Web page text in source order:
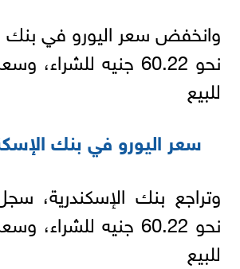
وانخفض سعر اليورو في
للبيع
سعر اليورو في بنك
وتراجع بنك الإسكندرية،
للبيع